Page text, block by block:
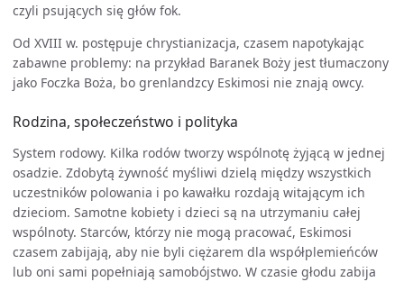
czyli psujących się głów fok.
Od XVIII w. postępuje chrystianizacja, czasem napotykając
zabawne problemy: na przykład Baranek Boży jest tłumaczony
jako Foczka Boża, bo grenlandzcy Eskimosi nie znają owcy.
Rodzina, społeczeństwo i polityka
System rodowy. Kilka rodów tworzy wspólnotę żyjącą w jednej
osadzie. Zdobytą żywność myśliwi dzielą między wszystkich
uczestników polowania i po kawałku rozdają witającym ich
dzieciom. Samotne kobiety i dzieci są na utrzymaniu całej
wspólnoty. Starców, którzy nie mogą pracować, Eskimosi
czasem zabijają, aby nie byli ciężarem dla współplemieńców
lub oni sami popełniają samobójstwo. W czasie głodu zabija